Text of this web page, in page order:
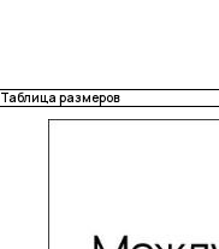
Таблица размеров